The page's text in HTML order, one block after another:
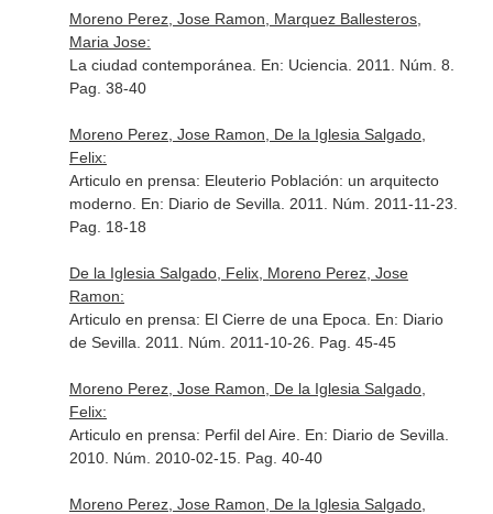
Moreno Perez, Jose Ramon, Marquez Ballesteros,
Maria Jose:
La ciudad contemporánea. En: Uciencia . 2011. Núm. 8.
Pag. 38-40
Moreno Perez, Jose Ramon, De la Iglesia Salgado,
Felix:
Articulo en prensa: Eleuterio Población: un arquitecto
moderno. En: Diario de Sevilla . 2011. Núm. 2011-11-23.
Pag. 18-18
De la Iglesia Salgado, Felix, Moreno Perez, Jose
Ramon:
Articulo en prensa: El Cierre de una Epoca. En: Diario
de Sevilla . 2011. Núm. 2011-10-26. Pag. 45-45
Moreno Perez, Jose Ramon, De la Iglesia Salgado,
Felix:
Articulo en prensa: Perfil del Aire. En: Diario de Sevilla
2010. Núm. 2010-02-15. Pag. 40-40
Moreno Perez, Jose Ramon, De la Iglesia Salgado,